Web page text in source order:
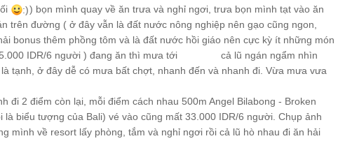
:)) bọn mình quay về ăn trưa và nghỉ ngơi, trưa bọn mình tạt vào ăn
trên đường ( ở đây vẫn là đất nước nông nghiệp nên gạo cũng ngon,
bonus thêm phồng tôm và là đất nước hồi giáo nên cực kỳ ít những món
IDR/6 người ) đang ăn thì mưa tới
cả lũ ngán ngẩm nhìn
tạnh, ở đây dễ có mưa bất chợt, nhanh đến và nhanh đi. Vừa mưa vưa
đi 2 điểm còn lại, mỗi điểm cách nhau 500m Angel Bilabong - Broken
là biểu tượng của Bali) vé vào cũng mất 33.000 IDR/6 người. Chụp ảnh
mình về resort lấy phòng, tắm và nghỉ ngơi rồi cả lũ hò nhau đi ăn hải